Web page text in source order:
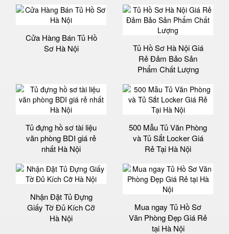
Cửa Hàng Bán Tủ Hồ
Sơ Hà Nội
Tủ Hồ Sơ Hà Nội Giá
Rẻ Đảm Bảo Sản
Phẩm Chất Lượng‎
Tủ đựng hồ sơ tài liệu
văn phòng BDI giá rẻ
nhất Hà Nội
500 Mẫu Tủ Văn Phòng
và Tủ Sắt Locker Giá
Rẻ Tại Hà Nội
Nhận Đặt Tủ Đựng
Giấy Tờ Đủ Kích Cỡ
Hà Nội
Mua ngay Tủ Hồ Sơ
Văn Phòng Đẹp Giá Rẻ
tại Hà Nội